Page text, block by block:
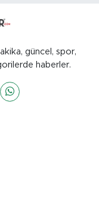
güncel, spor,
haberler.